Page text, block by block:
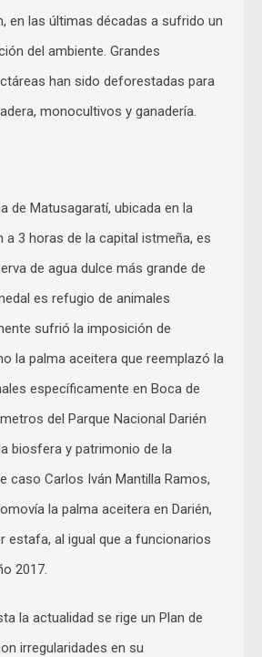
en las últimas décadas a sufrido un
del ambiente. Grandes
han sido deforestadas para
monocultivos y ganadería.
de Matusagaratí, ubicada en la
a 3 horas de la capital istmeña, es
de agua dulce más grande de
es refugio de animales
sufrió la imposición de
la palma aceitera que reemplazó la
específicamente en Boca de
del Parque Nacional Darién
biosfera y patrimonio de la
caso Carlos Iván Mantilla Ramos,
la palma aceitera en Darién,
estafa, al igual que a funcionarios
2017.
la actualidad se rige un Plan de
irregularidades en su